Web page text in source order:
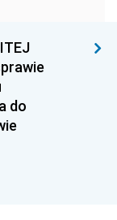
1937
do